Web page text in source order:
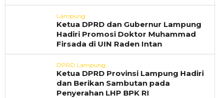
Lampung
Ketua DPRD dan Gubernur Lampung
Hadiri Promosi Doktor Muhammad
Firsada di UIN Raden Intan
DPRD Lampung
Ketua DPRD Provinsi Lampung Hadiri
dan Berikan Sambutan pada
Penyerahan LHP BPK RI